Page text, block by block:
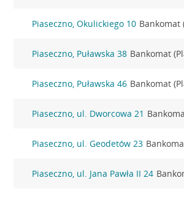
Piaseczno, Okulickiego 10 Bankomat
Piaseczno, Puławska 38 Bankomat
Piaseczno, Puławska 46 Bankomat
Piaseczno, ul. Dworcowa 21
Piaseczno, ul. Geodetów 23
Piaseczno, ul. Jana Pawła II 24